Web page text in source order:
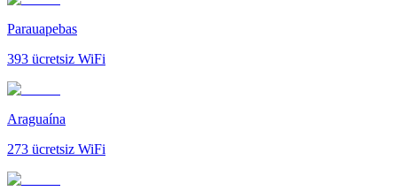
Parauapebas
393 ücretsiz WiFi
Araguaína
273 ücretsiz WiFi